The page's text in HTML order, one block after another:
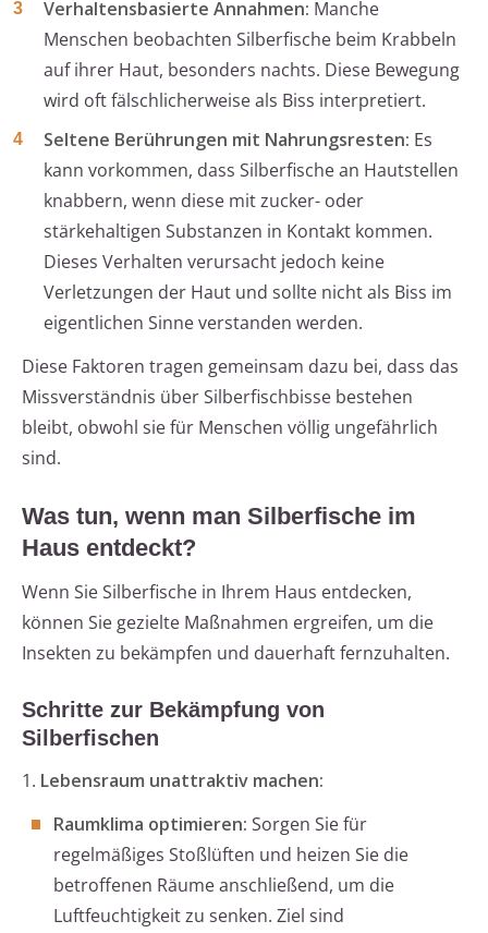
Verhaltensbasierte Annahmen: Manche
Menschen beobachten Silberfische beim Krabbeln
auf ihrer Haut, besonders nachts. Diese Bewegung
wird oft fälschlicherweise als Biss interpretiert.
Seltene Berührungen mit Nahrungsresten: Es
kann vorkommen, dass Silberfische an Hautstellen
knabbern, wenn diese mit zucker- oder
stärkehaltigen Substanzen in Kontakt kommen.
Dieses Verhalten verursacht jedoch keine
Verletzungen der Haut und sollte nicht als Biss im
eigentlichen Sinne verstanden werden.
Diese Faktoren tragen gemeinsam dazu bei, dass das
Missverständnis über Silberfischbisse bestehen
bleibt, obwohl sie für Menschen völlig ungefährlich
sind.
Was tun, wenn man Silberfische im
Haus entdeckt?
Wenn Sie Silberfische in Ihrem Haus entdecken,
können Sie gezielte Maßnahmen ergreifen, um die
Insekten zu bekämpfen und dauerhaft fernzuhalten.
Schritte zur Bekämpfung von
Silberfischen
1. Lebensraum unattraktiv machen:
Raumklima optimieren: Sorgen Sie für
regelmäßiges Stoßlüften und heizen Sie die
betroffenen Räume anschließend, um die
Luftfeuchtigkeit zu senken. Ziel sind